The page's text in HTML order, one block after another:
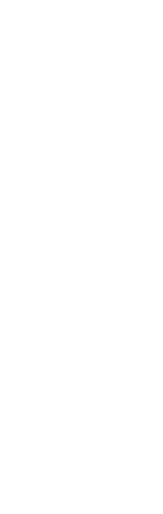
偶探头，高温湿